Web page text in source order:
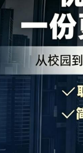
回答100 字以内、